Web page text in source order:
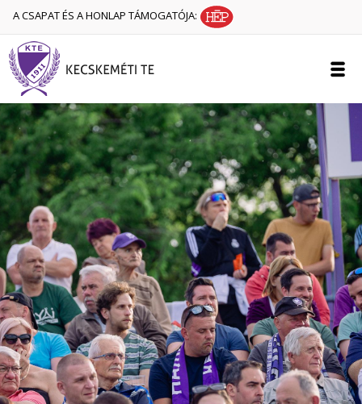
A CSAPAT ÉS A HONLAP TÁMOGATÓJA: